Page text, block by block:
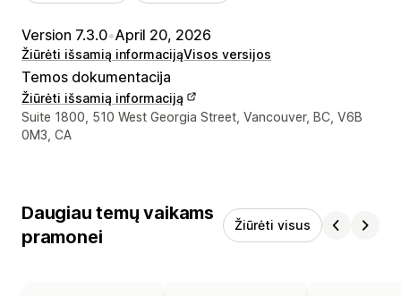
Version 7.3.0•April 20, 2026
Žiūrėti išsamią informacijąVisos versijos
Temos dokumentacija
Žiūrėti išsamią informaciją
Kūrėjo kontaktiniai duomenys
Suite 1800, 510 West Georgia Street, Vancouver, BC, V6B
0M3, CA
Daugiau temų vaikams
pramonei
Žiūrėti visus